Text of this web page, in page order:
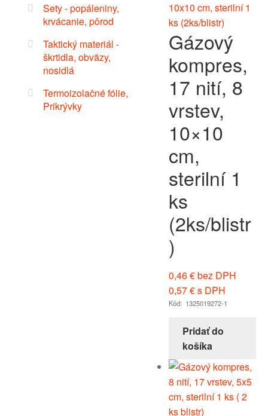
Sety - popáleniny,
krvácanie, pôrod
Taktický materiál -
škrtidla, obväzy,
nosidlá
Termoizolačné fólie,
Prikrývky
Gázový
kompres,
17 nití, 8
vrstev,
10×10
cm,
sterilní 1
ks
(2ks/blistr
)
0,46€bez DPH
0,57€s DPH
Kód: 1325019272-1
Pridať do
košíka